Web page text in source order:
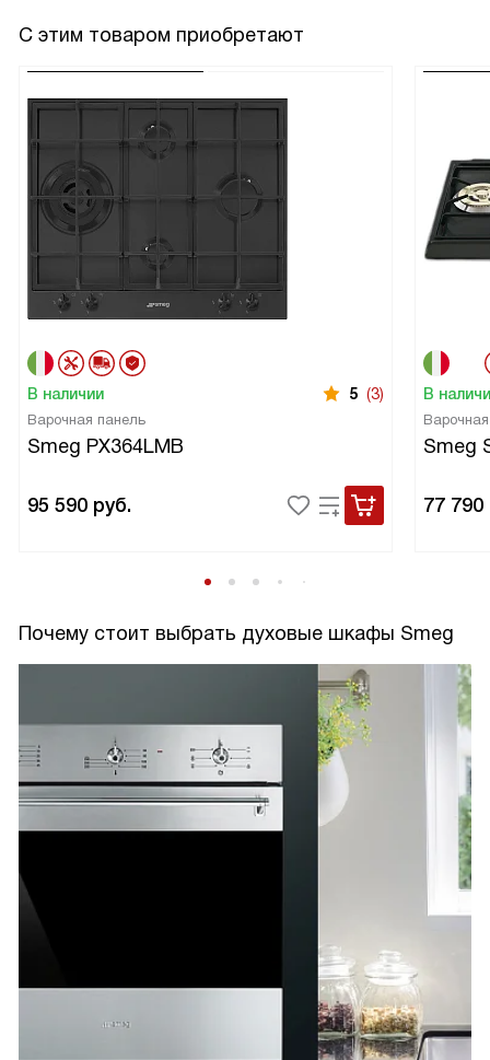
С этим товаром приобретают
В наличии 5 (3)
Варочная панель
Smeg PX364LMB
95 590 руб.
В
Smeg
77 790
Почему стоит выбрать духовые шкафы Smeg